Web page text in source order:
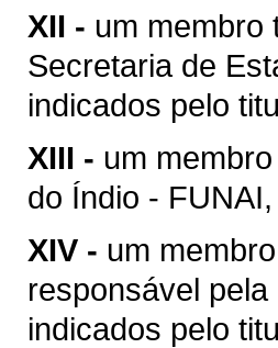
XII - um membro
Secretaria de
indicados pelo
XIII - um
do Índio -
XIV - um
responsável
indicados pelo